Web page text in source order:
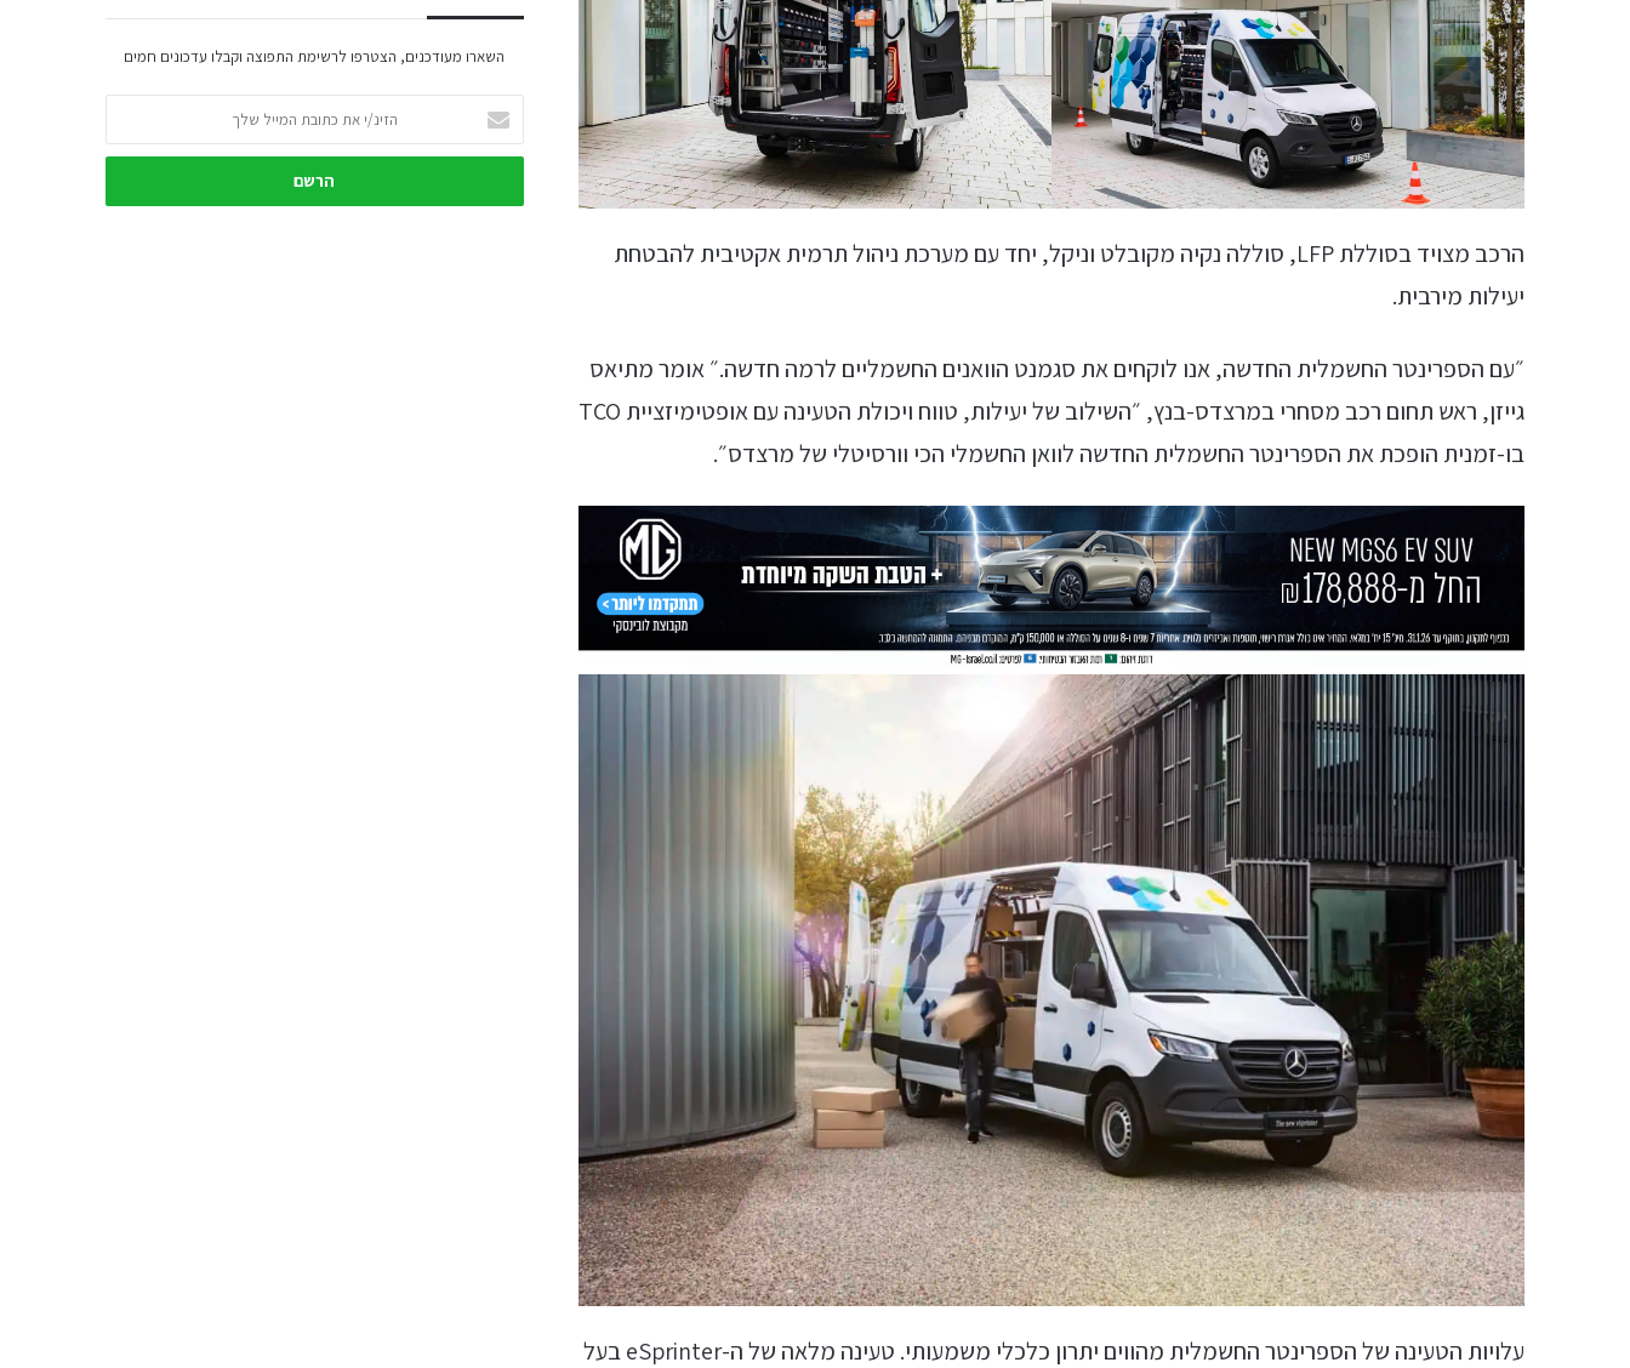
הרכב מצויד בסוללת LFP, סוללה נקיה מקובלט וניקל, יחד עם מערכת ניהול תרמית אקטיבית להבטחת
יעילות מירבית.
״עם הספרינטר החשמלית החדשה, אנו לוקחים את סגמנט הוואנים החשמליים לרמה חדשה.״ אומר מתיאס
גייזן, ראש תחום רכב מסחרי במרצדס-בנץ, ״השילוב של יעילות, טווח ויכולת הטעינה עם אופטימיזציית TCO
בו-זמנית הופכת את הספרינטר החשמלית החדשה לוואן החשמלי הכי וורסיטלי של מרצדס״.
עלויות הטעינה של הספרינטר החשמלית מהווים יתרון כלכלי משמעותי. טעינה מלאה של ה-eSprinter בעל
השארו מעודכנים, הצטרפו לרשימת התפוצה וקבלו עדכונים חמים
את
כתובת
שלך